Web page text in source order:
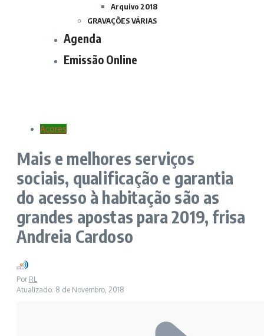
Arquivo 2018
GRAVAÇÕES VÁRIAS
Agenda
Emissão Online
Açores
Mais e melhores serviços
sociais, qualificação e garantia
do acesso à habitação são as
grandes apostas para 2019, frisa
Andreia Cardoso
Por RL
Atualizado: 8 de Novembro, 2018